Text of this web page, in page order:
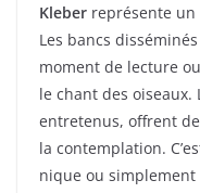
Kleber représente
Les bancs
moment de lecture
le chant des
entretenus, offrent
la contemplation.
nique ou simplement